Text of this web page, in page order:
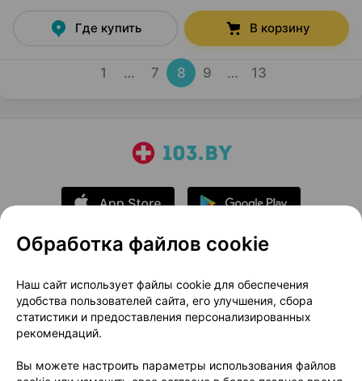
Где купить В корзину
1 … 7 8 9 … 13
О проекте
Новости проекта
Размещение рекламы
Медицинский маркетинг
Публичный договор
Доставка
Способы оплаты
Вакансии Партнеры
Обработка файлов cookie
Наш сайт использует файлы cookie для обеспечения
удобства пользователей сайта, его улучшения, сбора
статистики и предоставления персонализированных
рекомендаций.
Вы можете настроить параметры использования файлов